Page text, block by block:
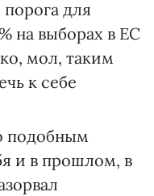
для
на выборах в ЕС
мол, таким
к себе
подобным
и в прошлом, в